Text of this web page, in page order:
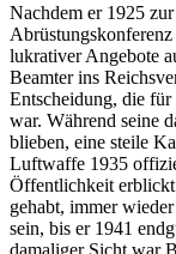
Nachdem er 1925
lukrativer Angebote
Beamter ins
Entscheidung, die
war. Während seine
blieben, eine steile
Luftwaffe 1935
Öffentlichkeit erblickt
gehabt, immer
sein, bis er 1941
damaliger Sicht war